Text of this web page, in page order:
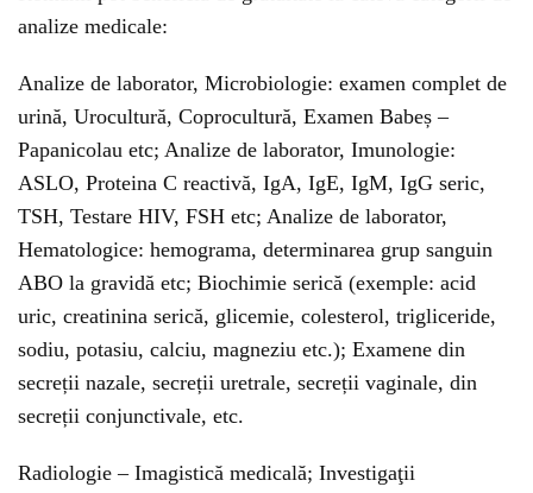
analize medicale:
Analize de laborator, Microbiologie: examen complet de
urină, Urocultură, Coprocultură, Examen Babeș –
Papanicolau etc; Analize de laborator, Imunologie:
ASLO, Proteina C reactivă, IgA, IgE, IgM, IgG seric,
TSH, Testare HIV, FSH etc; Analize de laborator,
Hematologice: hemograma, determinarea grup sanguin
ABO la gravidă etc; Biochimie serică (exemple: acid
uric, creatinina serică, glicemie, colesterol, trigliceride,
sodiu, potasiu, calciu, magneziu etc.); Examene din
secreții nazale, secreții uretrale, secreții vaginale, din
secreții conjunctivale, etc.
Radiologie – Imagistică medicală; Investigaţii